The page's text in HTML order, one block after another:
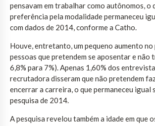
pensavam em trabalhar como autônomos, o
preferência pela modalidade permaneceu
com dados de 2014, conforme a Catho.
Houve, entretanto, um pequeno aumento
pessoas que pretendem se aposentar e não
6,8% para 7%). Apenas 1,60% dos
recrutadora disseram que não pretendem
encerrar a carreira, o que permaneceu igual
pesquisa de 2014.
A pesquisa revelou também a idade em que